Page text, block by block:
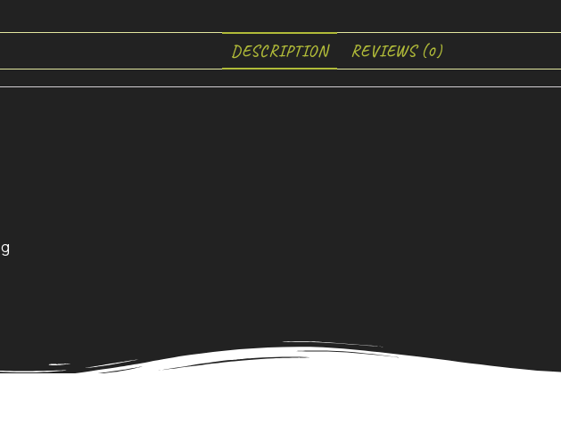
DESCRIPTION REVIEWS (0)